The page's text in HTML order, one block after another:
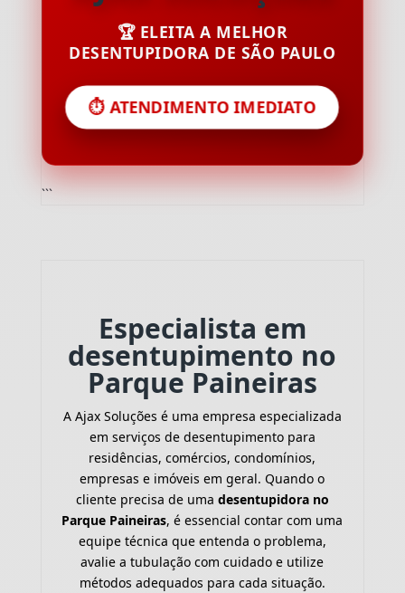
🏆 ELEITA A MELHOR
DESENTUPIDORA DE SÃO PAULO
⏱️ ATENDIMENTO IMEDIATO
```
Especialista em
desentupimento no
Parque Paineiras
A Ajax Soluções é uma empresa especializada
em serviços de desentupimento para
residências, comércios, condomínios,
empresas e imóveis em geral. Quando o
cliente precisa de uma desentupidora no
Parque Paineiras, é essencial contar com uma
equipe técnica que entenda o problema,
avalie a tubulação com cuidado e utilize
métodos adequados para cada situação.